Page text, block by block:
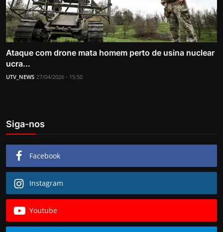
Ataque com drone mata homem perto de usina nuclear
ucra...
UTV_NEWS 27/04/2026 - 15:50
Siga-nos
Facebook
Instagram
Youtube